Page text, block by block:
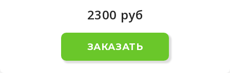
2300 руб
ЗАКАЗАТЬ